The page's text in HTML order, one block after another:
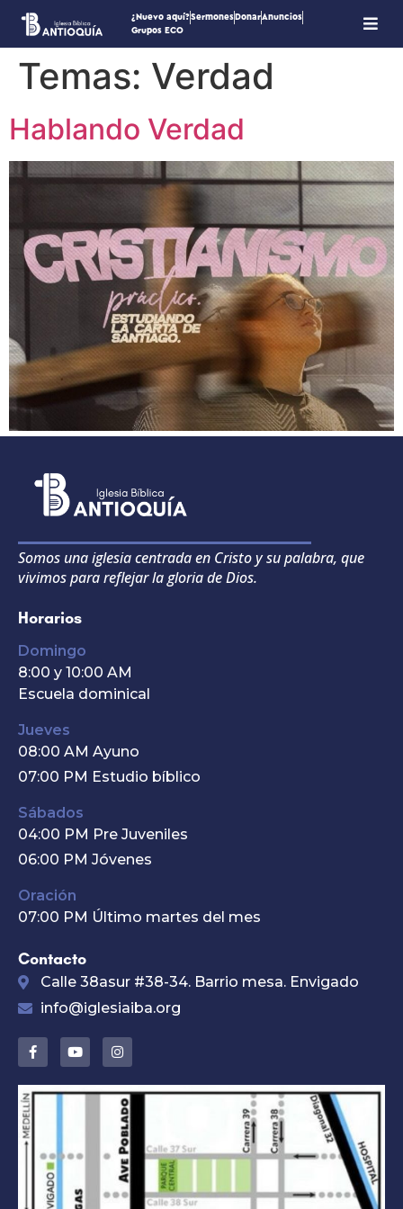
¿Nuevo aquí?Sermones DonarAnuncios
Grupos ECO
Temas: Verdad
Hablando Verdad
Somos una iglesia centrada en Cristo y su palabra, que
vivimos para reflejar la gloria de Dios.
Horarios
Domingo
8:00 y 10:00 AM
Escuela dominical
Jueves
08:00 AM Ayuno
07:00 PM Estudio bíblico
Sábados
04:00 PM Pre Juveniles
06:00 PM Jóvenes
Oración
07:00 PM Último martes del mes
Contacto
Calle 38asur #38-34. Barrio mesa. Envigado
info@iglesiaiba.org